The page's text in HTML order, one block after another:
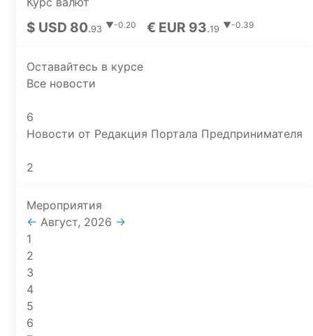
$ USD 80.93 ▼-0.20 € EUR 93.19 ▼-0.39
Оставайтесь в курсе
Все новости
6
Новости от Редакция Портала Предпринимателя
2
Мероприятия
← Август, 2026 →
1
2
3
4
5
6